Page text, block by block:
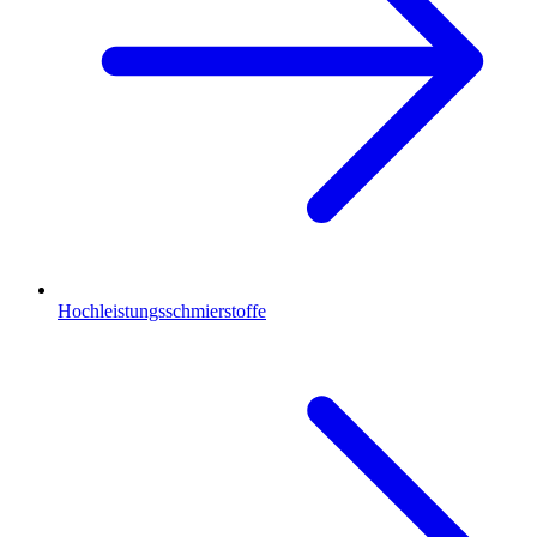
Hochleistungsschmierstoffe